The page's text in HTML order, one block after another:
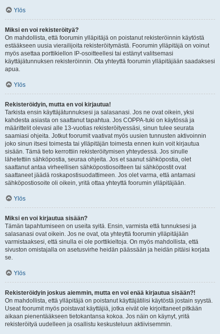
Ylös
Miksi en voi rekisteröityä?
On mahdollista, että foorumin ylläpitäjä on poistanut rekisteröinnin käytöstä
estääkseen uusia vierailijoita rekisteröitymästä. Foorumin ylläpitäjä on voinut
myös asettaa porttikiellon IP-osoitteellesi tai estänyt valitsemasi
käyttäjätunnuksen rekisteröinnin. Ota yhteyttä foorumin ylläpitäjään saadaksesi
apua.
Ylös
Rekisteröidyin, mutta en voi kirjautua!
Tarkista ensin käyttäjätunnuksesi ja salasanasi. Jos ne ovat oikein, yksi
kahdesta asiasta on saattanut tapahtua. Jos COPPA-tuki on käytössä ja
määrittelit olevasi alle 13-vuotias rekisteröityessäsi, sinun tulee seurata
saamiasi ohjeita. Jotkut foorumit vaativat myös uusien tunnusten aktivoinnin
joko sinun itsesi toimesta tai ylläpitäjän toimesta ennen kuin voit kirjautua
sisään. Tämä tieto kerrottiin rekisteröitymisen yhteydessä. Jos sinulle
lähetettiin sähköpostia, seuraa ohjeita. Jos et saanut sähköpostia, olet
saattanut antaa virheellisen sähköpostiosoitteen tai sähköpostit ovat
saattaneet jäädä roskapostisuodattimeen. Jos olet varma, että antamasi
sähköpostiosoite oli oikein, yritä ottaa yhteyttä foorumin ylläpitäjään.
Ylös
Miksi en voi kirjautua sisään?
Tämän tapahtumiseen on useita syitä. Ensin, varmista että tunnuksesi ja
salasanasi ovat oikein. Jos ne ovat, ota yhteyttä foorumin ylläpitäjään
varmistaaksesi, että sinulla ei ole porttikieltoja. On myös mahdollista, että
sivuston omistajalla on asetusvirhe heidän päässään ja heidän pitäisi korjata
se.
Ylös
Rekisteröidyin joskus aiemmin, mutta en voi enää kirjautua sisään?!
On mahdollista, että ylläpitäjä on poistanut käyttäjätilisi käytöstä jostain syystä.
Useat foorumit myös poistavat käyttäjiä, jotka eivät ole kirjoittaneet pitkään
aikaan pienentääkseen tietokantansa kokoa. Jos näin on käynyt, yritä
rekisteröityä uudelleen ja osallistu keskusteluun aktiivisemmin.